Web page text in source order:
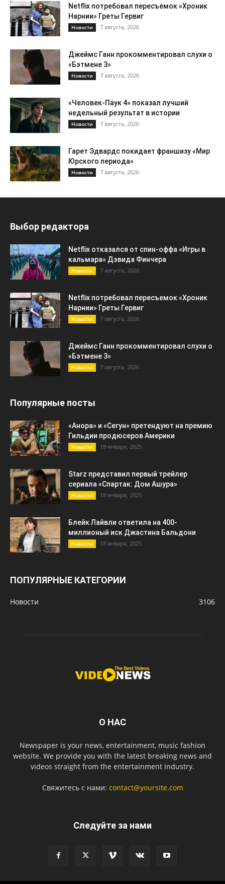
Netflix потребовал пересъемок «Хроник
Нарнии» Греты Гервиг
Новости 7 августа, 2026
Джеймс Ганн прокомментировал слухи о
«Бэтмене 3»
Новости 7 августа, 2026
«Человек-Паук 4» показал лучший
недельный результат в истории
Новости 7 августа, 2026
Гарет Эдвардс покидает франшизу «Мир
Юрского периода»
Новости 7 августа, 2026
Выбор редактора
Netflix отказался от спин-оффа «Игры в
кальмара» Дэвида Финчера
Новости 7 августа, 2026
Netflix потребовал пересъемок «Хроник
Нарнии» Греты Гервиг
Новости 7 августа, 2026
Джеймс Ганн прокомментировал слухи о
«Бэтмене 3»
Новости 7 августа, 2026
Популярные посты
«Анора» и «Сегун» претендуют на премию
Гильдии продюсеров Америки
Новости 18 января, 2025
Starz представил первый трейлер
сериала «Спартак: Дом Ашура»
Новости 18 января, 2025
Блейк Лайвли ответила на 400-
миллионый иск Джастина Бальдони
Новости 18 января, 2025
ПОПУЛЯРНЫЕ КАТЕГОРИИ
Новости 3106
О НАС
Newspaper is your news, entertainment, music fashion
website. We provide you with the latest breaking news and
videos straight from the entertainment industry.
Свяжитесь с нами: contact@yoursite.com
Следуйте за нами